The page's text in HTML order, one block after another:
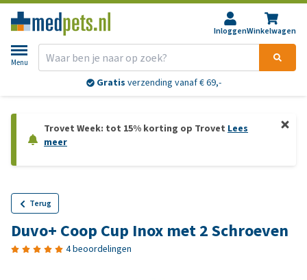
InloggenWinkelwagen
Menu
Gratis verzending vanaf € 69,-
Trovet Week: tot 15% korting op Trovet Lees
meer
Terug
Duvo+ Coop Cup Inox met 2 Schroeven
4 beoordelingen